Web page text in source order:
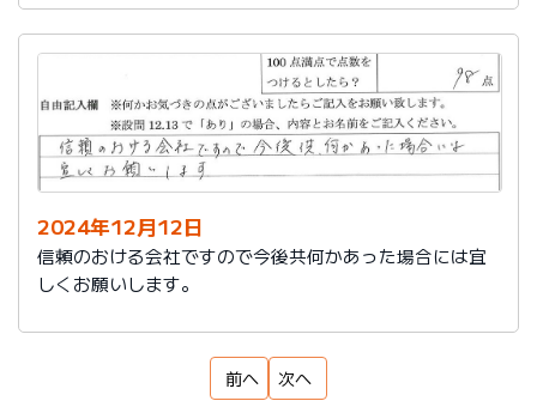
分たちでパネルを外したり付けたりしました。そこが無
駄な時間と色で悩んでしまった時間があったのが残念で
2024年12月12日
信頼のおける会社ですので今後共何かあった場合には宜
しくお願いします。
前へ 次へ